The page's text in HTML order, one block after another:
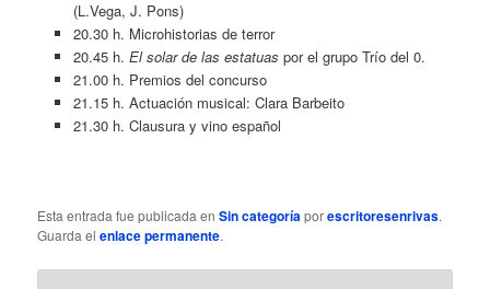
(L.Vega, J. Pons)
20.30 h. Microhistorias de terror
20.45 h. El solar de las estatuas por el grupo Trío del 0.
21.00 h. Premios del concurso
21.15 h. Actuación musical: Clara Barbeito
21.30 h. Clausura y vino español
Esta entrada fue publicada enSin categoríaporescritoresenrivas.
Guarda elenlace permanente.